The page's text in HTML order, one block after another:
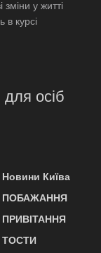
зміни у житті
в курсі
осіб
Новини Київа
ПОБАЖАННЯ
ПРИВІТАННЯ
ТОСТИ